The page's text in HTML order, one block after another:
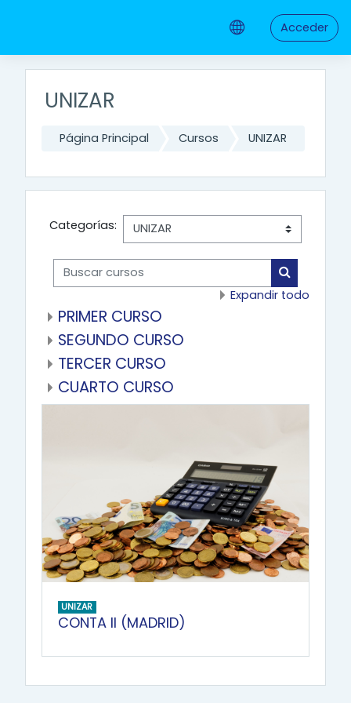
Acceder
UNIZAR
Página Principal Cursos UNIZAR
Categorías:
Buscar cursos
Buscar
Expandir todo
PRIMER CURSO
SEGUNDO CURSO
TERCER CURSO
CUARTO CURSO
UNIZAR
CONTA II (MADRID)